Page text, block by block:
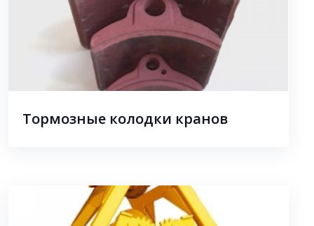
Тормозные колодки кранов